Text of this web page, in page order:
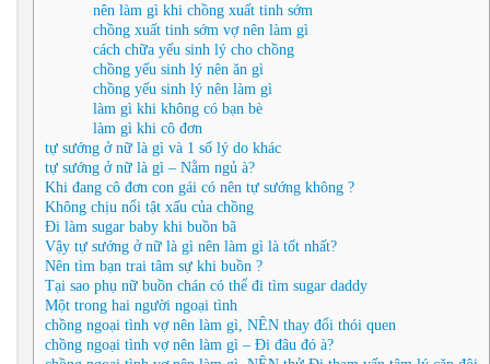
nên làm gì khi chồng xuất tinh sớm
chồng xuất tinh sớm vợ nên làm gì
cách chữa yếu sinh lý cho chồng
chồng yếu sinh lý nên ăn gì
chồng yếu sinh lý nên làm gì
làm gì khi không có bạn bè
làm gì khi cô đơn
tự sướng ở nữ là gì và 1 số lý do khác
tự sướng ở nữ là gì – Nằm ngủ à?
Khi đang cô đơn con gái có nên tự sướng không ?
Không chịu nổi tật xấu của chồng
Đi làm sugar baby khi buồn bã
Vậy tự sướng ở nữ là gì nên làm gì là tốt nhất?
Nên tìm bạn trai tâm sự khi buồn ?
Tại sao phụ nữ buồn chán có thể đi tìm sugar daddy
Một trong hai người ngoại tình
chồng ngoại tình vợ nên làm gì, NÊN thay đổi thói quen
chồng ngoại tình vợ nên làm gì – Đi đâu đó à?